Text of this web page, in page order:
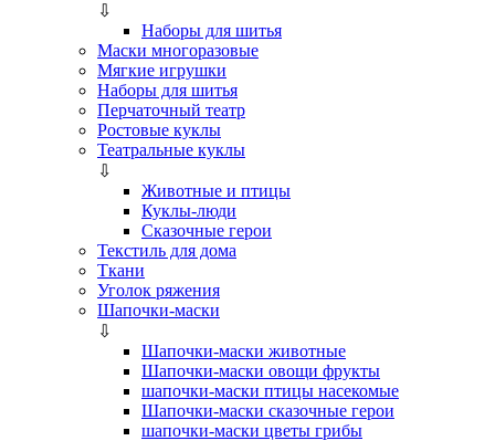
⇩
Наборы для шитья
Маски многоразовые
Мягкие игрушки
Наборы для шитья
Перчаточный театр
Ростовые куклы
Театральные куклы
⇩
Животные и птицы
Куклы-люди
Сказочные герои
Текстиль для дома
Ткани
Уголок ряжения
Шапочки-маски
⇩
Шапочки-маски животные
Шапочки-маски овощи фрукты
шапочки-маски птицы насекомые
Шапочки-маски сказочные герои
шапочки-маски цветы грибы